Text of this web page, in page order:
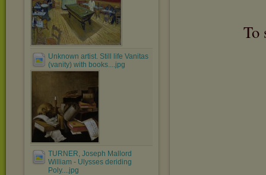
Unknown artist. Still life Vanitas
(vanity) with books....jpg
TURNER, Joseph Mallord
William - Ulysses deriding
Poly....jpg
To